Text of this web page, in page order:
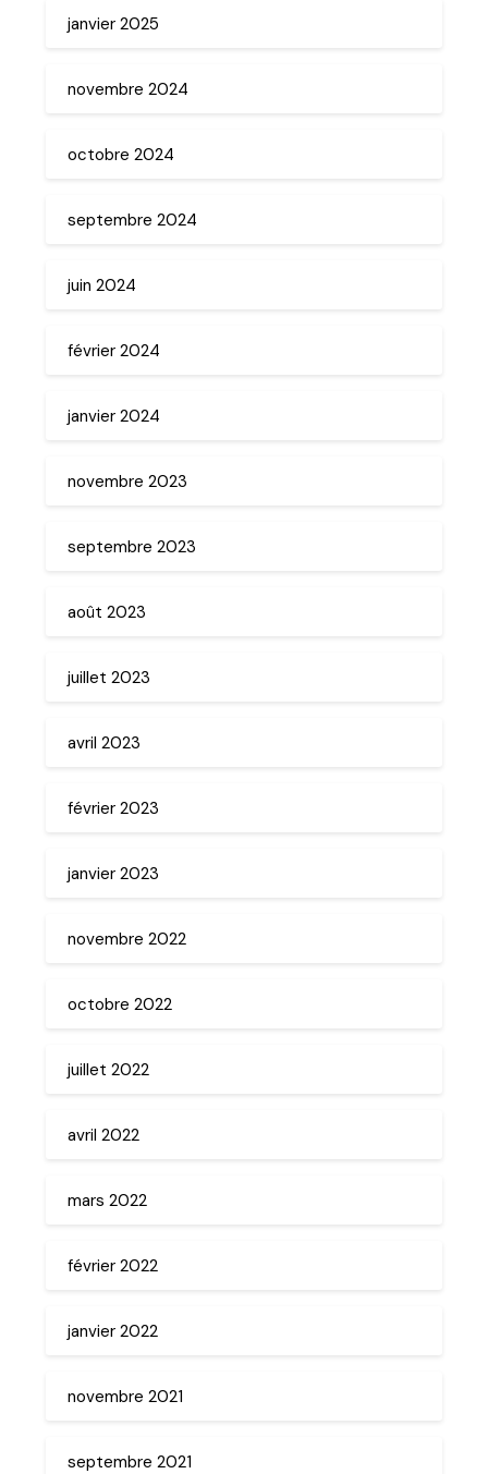
janvier 2025
novembre 2024
octobre 2024
septembre 2024
juin 2024
février 2024
janvier 2024
novembre 2023
septembre 2023
août 2023
juillet 2023
avril 2023
février 2023
janvier 2023
novembre 2022
octobre 2022
juillet 2022
avril 2022
mars 2022
février 2022
janvier 2022
novembre 2021
septembre 2021